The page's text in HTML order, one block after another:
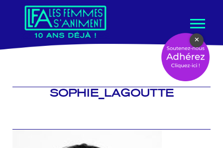
contenu
SOPHIE_LAGOUTTE
×